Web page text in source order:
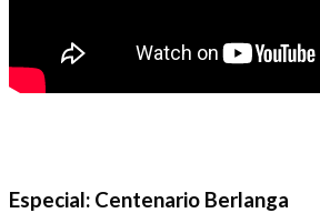
Especial: Centenario Berlanga